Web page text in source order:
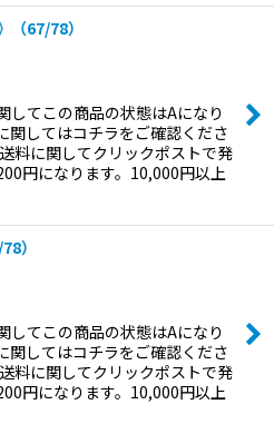
（67/78）
してこの商品の状態はAになり
関してはコチラをご確認くださ
料に関してクリックポストで発
円になります。10,000円以上
）
してこの商品の状態はAになり
関してはコチラをご確認くださ
料に関してクリックポストで発
円になります。10,000円以上